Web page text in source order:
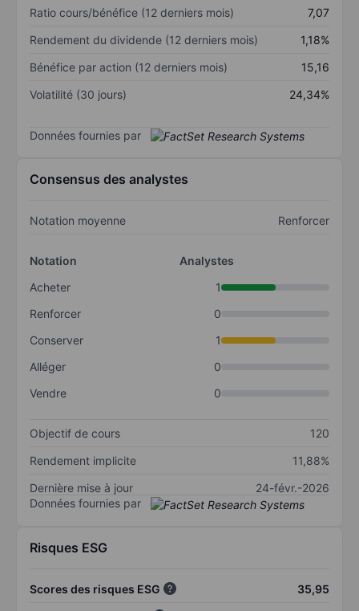
Ratio cours/bénéfice (12 derniers mois)
7,07
Rendement du dividende (12 derniers mois)
1,18%
Bénéfice par action (12 derniers mois)
15,16
Volatilité (30 jours)
24,34%
Données fournies par
Consensus des analystes
Notation moyenne Renforcer
Notation
Analystes
Acheter
1
Renforcer
0
Conserver
1
Alléger
0
Vendre
0
Objectif de cours
120
Rendement implicite
11,88%
Dernière mise à jour
24-févr.-2026
Données fournies par
Risques ESG
Scores des risques ESG
35,95